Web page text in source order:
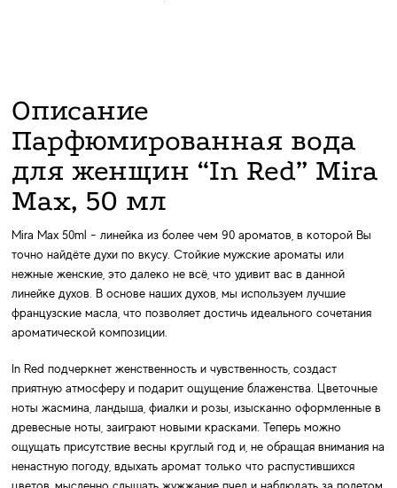
Описание
Парфюмированная вода
для женщин “In Red” Mira
Max, 50 мл
Mira Max 50ml - линейка из более чем 90 ароматов, в которой Вы
точно найдёте духи по вкусу. Стойкие мужские ароматы или
нежные женские, это далеко не всё, что удивит вас в данной
линейке духов. В основе наших духов, мы используем лучшие
французские масла, что позволяет достичь идеального сочетания
ароматической композиции.
In Red подчеркнет женственность и чувственность, создаст
приятную атмосферу и подарит ощущение блаженства. Цветочные
ноты жасмина, ландыша, фиалки и розы, изысканно оформленные в
древесные ноты, заиграют новыми красками. Теперь можно
ощущать присутствие весны круглый год и, не обращая внимания на
ненастную погоду, вдыхать аромат только что распустившихся